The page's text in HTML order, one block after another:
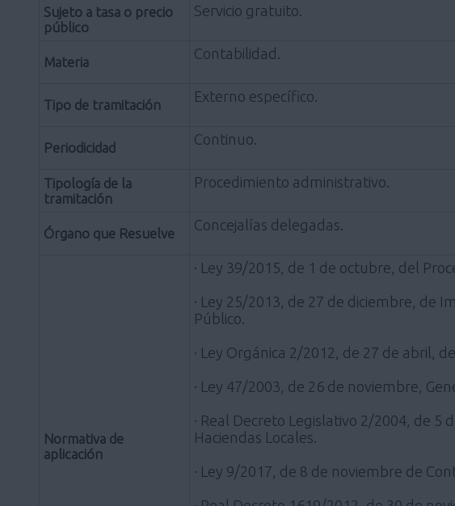
Sujeto a tasa o precio
público
Servicio gratuito.
Materia
Contabilidad.
Tipo de tramitación
Externo específico.
Periodicidad
Continuo.
Tipología de la
tramitación
Procedimiento administrativo.
Órgano que Resuelve
Concejalías delegadas.
Normativa de
aplicación
· Ley 39/2015, de 1 de octubre, del
· Ley 25/2013, de 27 de diciembre, de
Público.
· Ley Orgánica 2/2012, de 27 de abril,
· Ley 47/2003, de 26 de noviembre,
· Real Decreto Legislativo 2/2004, de
Haciendas Locales.
· Ley 9/2017, de 8 de noviembre de